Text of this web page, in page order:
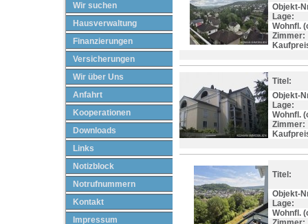
Wir suchen
Hausverwaltung
Finanzierungen
Versicherungen
Wir über Uns
Anfahrt
Kooperationen
Downloads
Links
Notizblock
Notrufnummern
Kontakt
Impressum
Objekt-
Lage:
Wohnfl.
Zimmer:
Titel:
Objekt-
Lage:
Wohnfl.
Zimmer:
Titel:
Objekt-
Lage:
Wohnfl.